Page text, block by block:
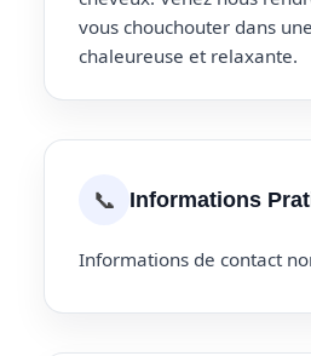
vous chouchouter dans
chaleureuse et relaxante.
📞 Informations
Informations de contact